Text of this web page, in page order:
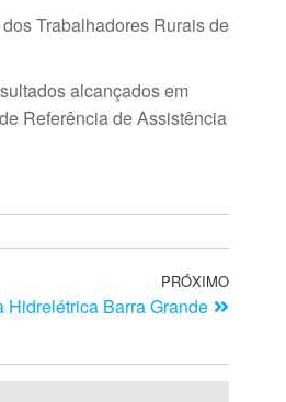
Trabalhadores Rurais de
alcançados em
Referência de Assistência
PRÓXIMO
Hidrelétrica Barra Grande